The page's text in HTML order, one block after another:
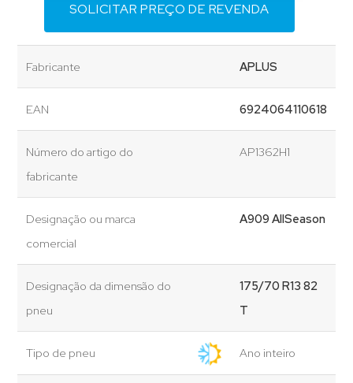
SOLICITAR PREÇO DE REVENDA
Fabricante APLUS
EAN 6924064110618
Número do artigo do
fabricante
AP1362H1
Designação ou marca
comercial
A909 AllSeason
Designação da dimensão do
pneu
175/70 R13 82
T
Tipo de pneu Ano inteiro